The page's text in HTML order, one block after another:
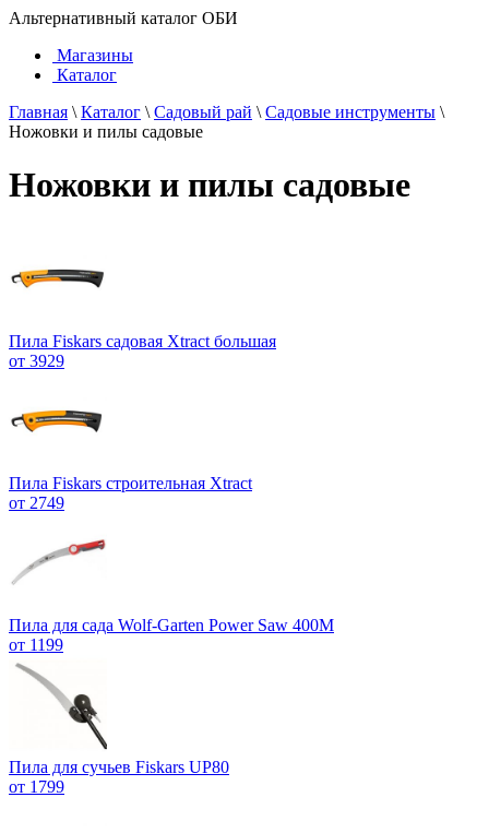
Альтернативный каталог ОБИ
Магазины
Каталог
Главная \ Каталог \ Садовый рай \ Садовые инструменты \
Ножовки и пилы садовые
Ножовки и пилы садовые
Пила Fiskars садовая Xtract большая
от 3929
Пила Fiskars строительная Xtract
от 2749
Пила для сада Wolf-Garten Power Saw 400M
от 1199
Пила для сучьев Fiskars UP80
от 1799